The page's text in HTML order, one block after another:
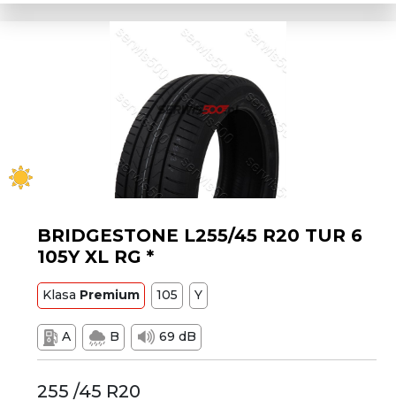
BRIDGESTONE L255/45 R20 TUR 6
105Y XL RG *
Klasa Premium 105 Y
A B 69 dB
255 /45 R20